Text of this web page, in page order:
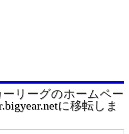
リーグのホームペー
に移転しま